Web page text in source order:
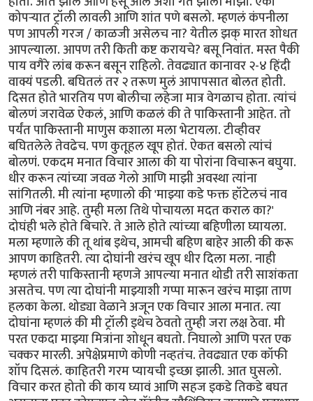
कोपर्‍यात ट्रॉली लावली आणि शांत पणे बसलो. म्हणलं कंपनीला
पण आपली गरज / काळजी असेलच ना? येतील झक् मारत शोधत
आपल्याला. आपण तरी किती कष्ट करायचे? बसू निवांत. मस्त पैकी
पाय वगैरे लांब करून बसून राहिलो. तेवढ्यात कानावर २-४ हिंदी
वाक्यं पडली. बघितलं तर २ तरूण मुलं आपापसात बोलत होती.
दिसत होते भारतिय पण बोलीचा लहेजा मात्र वेगळाच होता. त्यांचं
बोलणं जरावेळ ऐकलं, आणि कळलं की ते पाकिस्तानी आहेत. तो
पर्यंत पाकिस्तानी माणुस कशाला मला भेटायला. टीव्हीवर
बघितलेले तेवढेच. पण कुतूहल खूप होतं. ऐकत बसलो त्यांचं
बोलणं. एकदम मनात विचार आला की या पोरांना विचारून बघुया.
धीर करून त्यांच्या जवळ गेलो आणि माझी अवस्था त्यांना
सांगितली. मी त्यांना म्हणालो की 'माझ्या कडे फक्त हॉटेलचं नाव
आणि नंबर आहे. तुम्ही मला तिथे पोचायला मदत कराल का?'
दोघंही भले होते बिचारे. ते आले होते त्यांच्या बहिणीला घ्यायला.
मला म्हणाले की तू थांब इथेच, आमची बहिण बाहेर आली की करू
आपण काहितरी. त्या दोघांनी खरंच खूप धीर दिला मला. नाही
म्हणलं तरी पाकिस्तानी म्हणजे आपल्या मनात थोडी तरी साशंकता
असतेच. पण त्या दोघांनी माझ्याशी गप्पा मारून खरंच माझा ताण
हलका केला. थोड्या वेळाने अजून एक विचार आला मनात. त्या
दोघांना म्हणलं की मी ट्रॉली इथेच ठेवतो तुम्ही जरा लक्ष ठेवा. मी
परत एकदा माझ्या मित्रांना शोधून बघतो. निघालो आणि परत एक
चक्कर मारली. अपेक्षेप्रमाणे कोणी नव्हतंच. तेवढ्यात एक कॉफी
शॉप दिसलं. काहितरी गरम प्यायची इच्छा झाली. आत घुसलो.
विचार करत होतो की काय घ्यावं आणि सहज इकडे तिकडे बघत